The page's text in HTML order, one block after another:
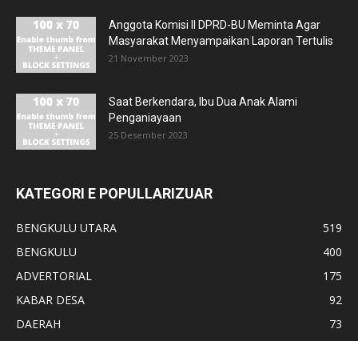
Anggota Komisi II DPRD-BU Meminta Agar
Masyarakat Menyampaikan Laporan Tertulis
21 November 2023
Saat Berkendara, Ibu Dua Anak Alami
Penganiayaan
25 Desember 2023
KATEGORI E POPULLARIZUAR
BENGKULU UTARA
519
BENGKULU
400
ADVERTORIAL
175
KABAR DESA
92
DAERAH
73